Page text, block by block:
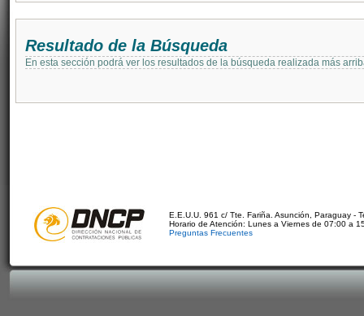
Resultado de la Búsqueda
En esta sección podrá ver los resultados de la búsqueda realizada más
E.E.U.U. 961 c/ Tte. Fariña. Asunción, Paraguay -
Horario de Atención: Lunes a Viernes de 07:00 a
Preguntas Frecuentes